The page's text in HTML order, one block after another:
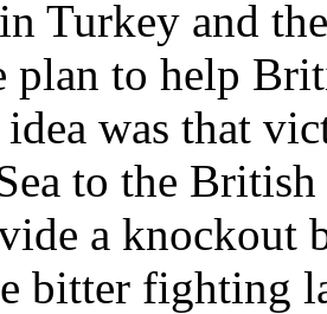
Turkey and
plan to help
was that
to the
a knockout
bitter fighting